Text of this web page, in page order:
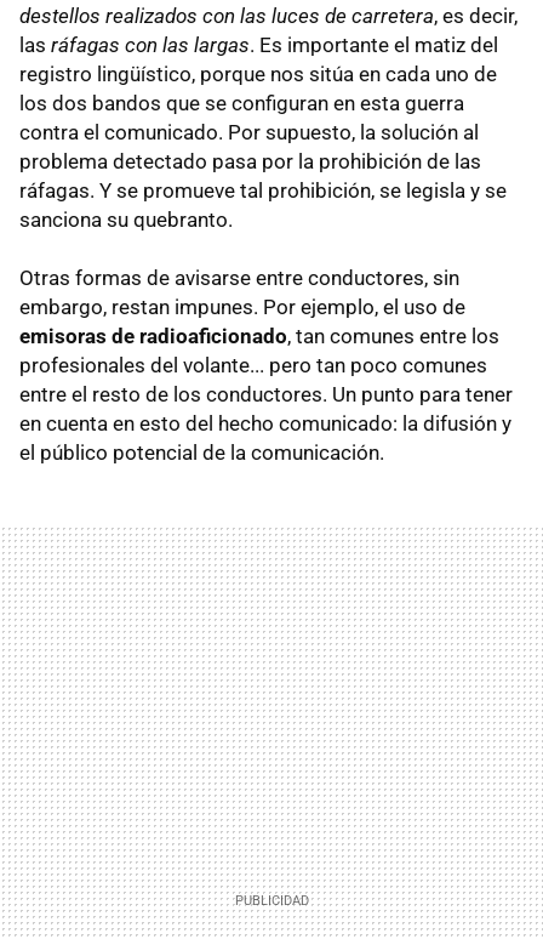
destellos realizados con las luces de carretera, es decir,
las ráfagas con las largas. Es importante el matiz del
registro lingüístico, porque nos sitúa en cada uno de
los dos bandos que se configuran en esta guerra
contra el comunicado. Por supuesto, la solución al
problema detectado pasa por la prohibición de las
ráfagas. Y se promueve tal prohibición, se legisla y se
sanciona su quebranto.
Otras formas de avisarse entre conductores, sin
embargo, restan impunes. Por ejemplo, el uso de
emisoras de radioaficionado, tan comunes entre los
profesionales del volante... pero tan poco comunes
entre el resto de los conductores. Un punto para tener
en cuenta en esto del hecho comunicado: la difusión y
el público potencial de la comunicación.